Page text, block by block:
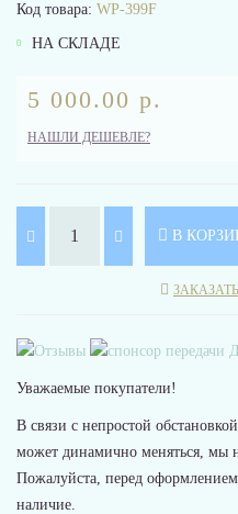
Код товара: WP-399F
НА СКЛАДЕ
5 000.00 р.
НАШЛИ ДЕШЕВЛЕ?
В
Уважаемые покупатели!
В связи с непростой
может динамично меняться, мы
Пожалуйста, перед оформлением
наличие.